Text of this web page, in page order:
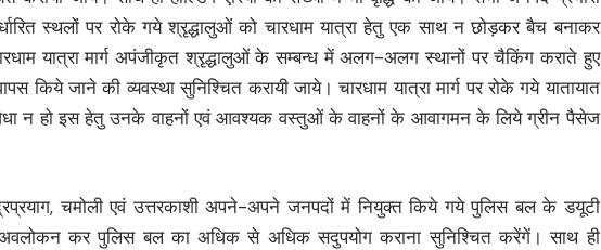
स्थलों पर रोके गये श्रृद्धालुओं को चारधाम यात्रा हेतु एक साथ न छोड़कर बैच बनाकर
यात्रा मार्ग अपंजीकृत श्रृद्धालुओं के सम्बन्ध में अलग-अलग स्थानों पर चैकिंग कराते हुए
किये जाने की व्यवस्था सुनिश्चित करायी जाये। चारधाम यात्रा मार्ग पर रोके गये यातायात
न हो इस हेतु उनके वाहनों एवं आवश्यक वस्तुओं के वाहनों के आवागमन के लिये ग्रीन पैसेज
चमोली एवं उत्तरकाशी अपने-अपने जनपदों में नियुक्त किये गये पुलिस बल के डयूटी
कर पुलिस बल का अधिक से अधिक सदुपयोग कराना सुनिश्चित करेंगें। साथ ही